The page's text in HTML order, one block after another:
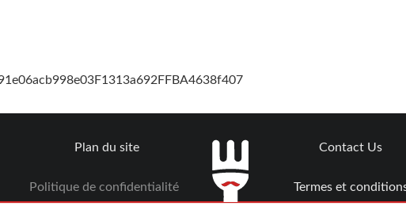
Plan du site
Politique de confidentialité
Contact Us
Termes et